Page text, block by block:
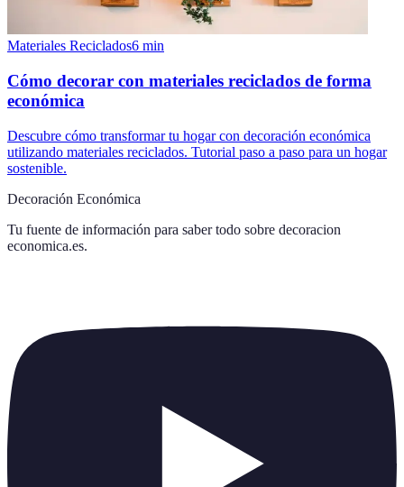
Materiales Reciclados6 min
Cómo decorar con materiales reciclados de forma
económica
Descubre cómo transformar tu hogar con decoración económica
utilizando materiales reciclados. Tutorial paso a paso para un hogar
sostenible.
Decoración Económica
Tu fuente de información para saber todo sobre decoracion
economica.es.